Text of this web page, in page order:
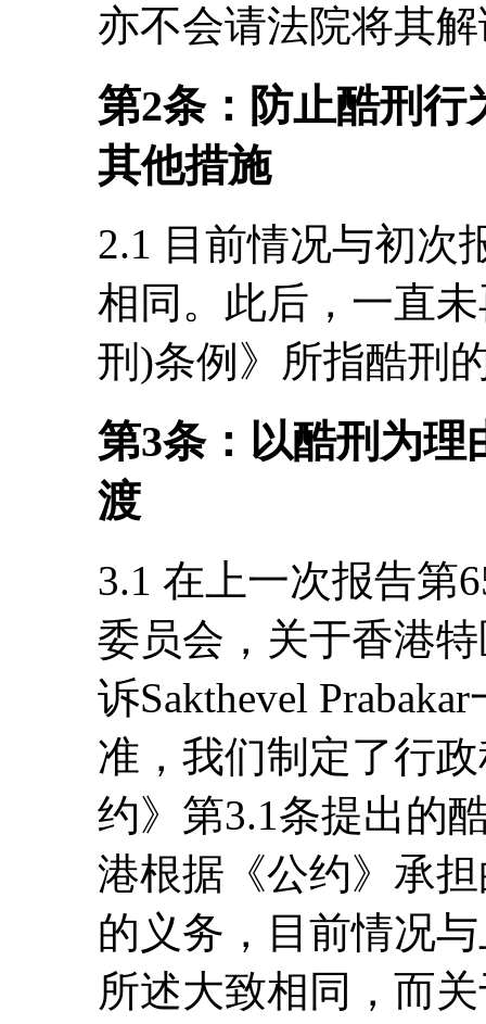
亦不会请法院将其
第2条：防止酷刑行
其他措施
2.1 目前情况与初次
相同。此后，一直
刑)条例》所指酷刑
第3条：以酷刑为理
渡
3.1 在上一次报告第
委员会，关于香港
诉Sakthevel
准，我们制定了行
约》第3.1条提出的
港根据《公约》承
的义务，目前情况
所述大致相同，而